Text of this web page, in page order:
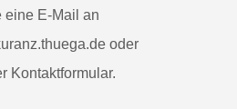
eine E-Mail an
oder
Kontaktformular.